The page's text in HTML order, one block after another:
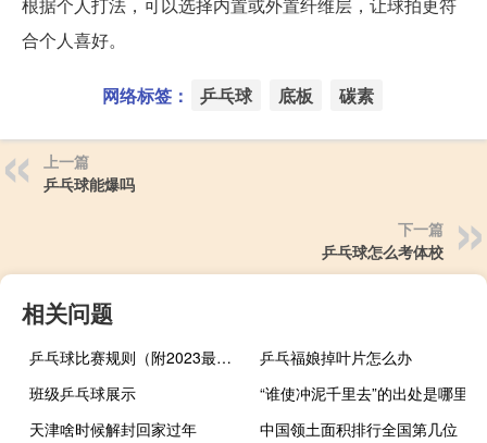
合个人喜好。
网络标签： 乒乓球 底板 碳素
上一篇
乒乓球能爆吗
下一篇
乒乓球怎么考体校
相关问题
乒乓球比赛规则（附2023最新详细规则）
乒乓福娘掉叶片怎么办
班级乒乓球展示
“谁使冲泥千里去”的出处是哪里
天津啥时候解封回家过年
中国领土面积排行全国第几位